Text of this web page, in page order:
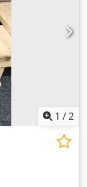
1 /2